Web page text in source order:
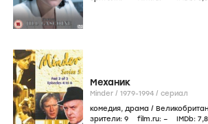
Механик
Minder / 1979-1994 / сериал
комедия, драма /
зрители: 9 film.ru: – IMDb: 7,8